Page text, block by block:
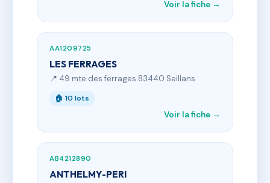
Voir la fiche →
AA1209725
LES FERRAGES
📍 49 mte des ferrages 83440 Seillans
🏠 10 lots
Voir la fiche →
AB4212890
ANTHELMY-PERI